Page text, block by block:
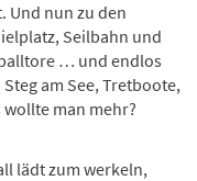
Und nun zu den
Seilbahn und
… und endlos
am See, Tretboote,
man mehr?
lädt zum werkeln,